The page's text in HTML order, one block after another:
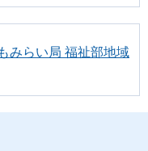
みらい局 福祉部地域